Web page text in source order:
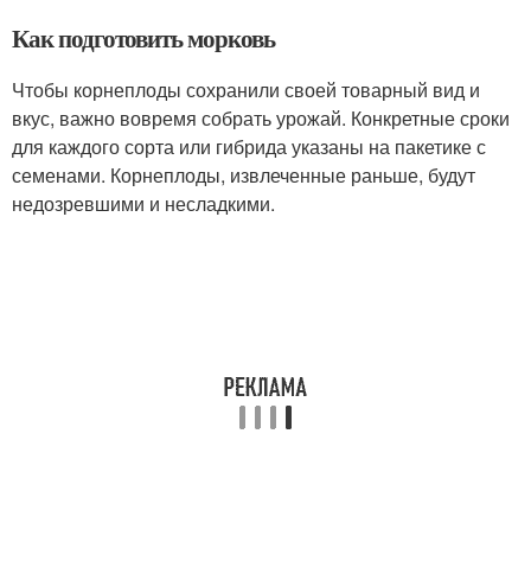
Как подготовить морковь
Чтобы корнеплоды сохранили своей товарный вид и
вкус, важно вовремя собрать урожай. Конкретные сроки
для каждого сорта или гибрида указаны на пакетике с
семенами. Корнеплоды, извлеченные раньше, будут
недозревшими и несладкими.